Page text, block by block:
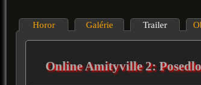
Horor Galérie Trailer
Online Amityville 2: